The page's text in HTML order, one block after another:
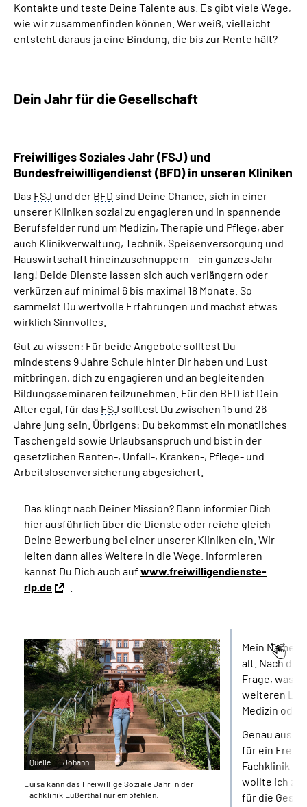
Kontakte und teste Deine Talente aus. Es gibt viele Wege,
wie wir zusammenfinden können. Wer weiß, vielleicht
entsteht daraus ja eine Bindung, die bis zur Rente hält?
Dein Jahr für die Gesellschaft
Freiwilliges Soziales Jahr (FSJ) und
Bundesfreiwilligendienst (BFD) in unseren Kliniken
Das FSJ und der BFD sind Deine Chance, sich in einer
unserer Kliniken sozial zu engagieren und in spannende
Berufsfelder rund um Medizin, Therapie und Pflege, aber
auch Klinikverwaltung, Technik, Speisenversorgung und
Hauswirtschaft hineinzuschnuppern – ein ganzes Jahr
lang! Beide Dienste lassen sich auch verlängern oder
verkürzen auf minimal 6 bis maximal 18 Monate. So
sammelst Du wertvolle Erfahrungen und machst etwas
wirklich Sinnvolles.
Gut zu wissen: Für beide Angebote solltest Du
mindestens 9 Jahre Schule hinter Dir haben und Lust
mitbringen, dich zu engagieren und an begleitenden
Bildungsseminaren teilzunehmen. Für den BFD ist Dein
Alter egal, für das FSJ solltest Du zwischen 15 und 26
Jahre jung sein. Übrigens: Du bekommst ein monatliches
Taschengeld sowie Urlaubsanspruch und bist in der
gesetzlichen Renten-, Unfall-, Kranken-, Pflege- und
Arbeitslosenversicherung abgesichert.
Das klingt nach Deiner Mission? Dann informier Dich
hier ausführlich über die Dienste oder reiche gleich
Deine Bewerbung bei einer unserer Kliniken ein. Wir
leiten dann alles Weitere in die Wege. Informieren
kannst Du Dich auch auf www.freiwilligendienste-
rlp.de
Quelle: L. Johann
Luisa kann das Freiwillige Soziale Jahr in der
Fachklinik Eußerthal nur empfehlen.
Mein Name
alt. Nach
Frage, was
weiteren
Medizin
Genau aus
für ein
Fachklinik
wollte ich
für die